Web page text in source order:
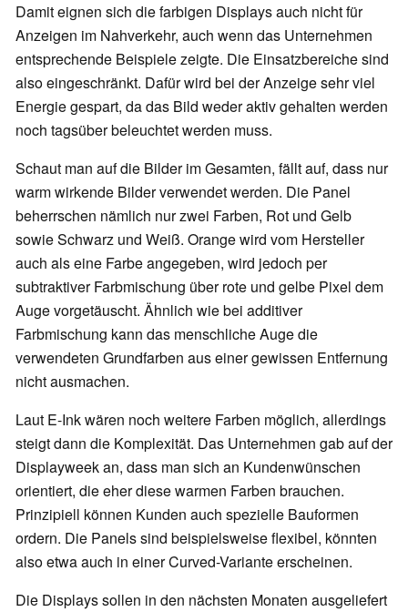
Damit eignen sich die farbigen Displays auch nicht für
Anzeigen im Nahverkehr, auch wenn das Unternehmen
entsprechende Beispiele zeigte. Die Einsatzbereiche sind
also eingeschränkt. Dafür wird bei der Anzeige sehr viel
Energie gespart, da das Bild weder aktiv gehalten werden
noch tagsüber beleuchtet werden muss.
Schaut man auf die Bilder im Gesamten, fällt auf, dass nur
warm wirkende Bilder verwendet werden. Die Panel
beherrschen nämlich nur zwei Farben, Rot und Gelb
sowie Schwarz und Weiß. Orange wird vom Hersteller
auch als eine Farbe angegeben, wird jedoch per
subtraktiver Farbmischung über rote und gelbe Pixel dem
Auge vorgetäuscht. Ähnlich wie bei additiver
Farbmischung kann das menschliche Auge die
verwendeten Grundfarben aus einer gewissen Entfernung
nicht ausmachen.
Laut E-Ink wären noch weitere Farben möglich, allerdings
steigt dann die Komplexität. Das Unternehmen gab auf der
Displayweek an, dass man sich an Kundenwünschen
orientiert, die eher diese warmen Farben brauchen.
Prinzipiell können Kunden auch spezielle Bauformen
ordern. Die Panels sind beispielsweise flexibel, könnten
also etwa auch in einer Curved-Variante erscheinen.
Die Displays sollen in den nächsten Monaten ausgeliefert